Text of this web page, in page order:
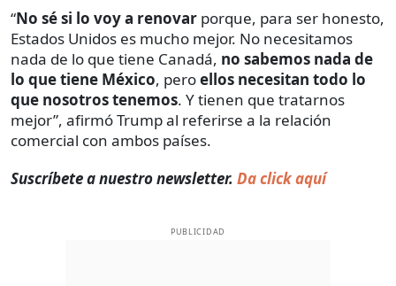
“No sé si lo voy a renovar porque, para ser honesto,
Estados Unidos es mucho mejor. No necesitamos
nada de lo que tiene Canadá, no sabemos nada de
lo que tiene México, peroellos necesitan todo lo
que nosotros tenemos. Y tienen que tratarnos
mejor”, afirmó Trump al referirse a la relación
comercial con ambos países.
Suscríbete a nuestro newsletter. Da click aquí
PUBLICIDAD